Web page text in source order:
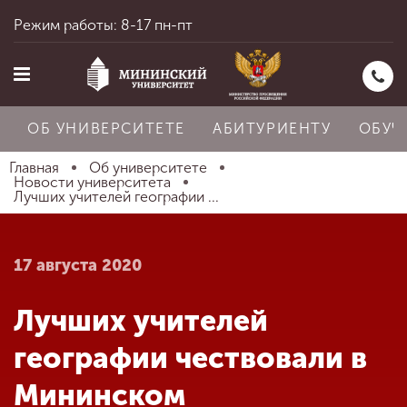
Главная
Абитуриенту
Режим работы: 8-17 пн-пт
ОБ УНИВЕРСИТЕТЕ АБИТУРИЕНТУ
Главная
Об университете
Новости университета
Лучших учителей географии ...
17 августа 2020
Лучших учителей
географии чествовали в
Мининском